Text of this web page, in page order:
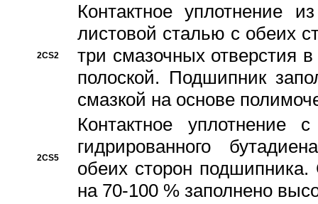
2CS2
Контактное уплотнение
листовой сталью с обеих
три смазочных отверстия
полоской. Подшипник
смазкой на основе
2CS5
Контактное уплотнение
гидрированного
обеих сторон
на 70-100 % заполнено